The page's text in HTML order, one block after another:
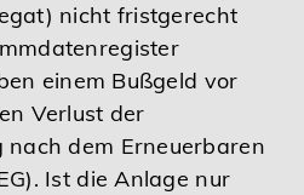
nicht fristgerecht
einem Bußgeld vor
Verlust der
nach dem Erneuerbaren
Ist die Anlage nur